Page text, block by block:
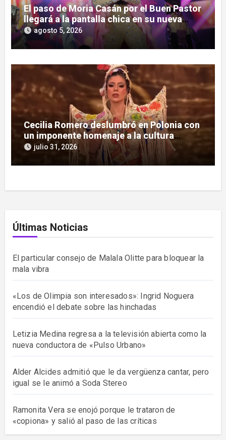
El paso de Moria Casán por el Buen Pastor
llegará a la pantalla chica en su nueva
serie documental
agosto 5, 2026
Cecilia Romero deslumbró en Polonia con
un imponente homenaje a la cultura
guaraní
julio 31, 2026
Últimas Noticias
El particular consejo de Malala Olitte para bloquear la
mala vibra
«Los de Olimpia son interesados»: Ingrid Noguera
encendió el debate sobre las hinchadas
Letizia Medina regresa a la televisión abierta como la
nueva conductora de «Pulso Urbano»
Alder Alcides admitió que le da vergüenza cantar, pero
igual se le animó a Soda Stereo
Ramonita Vera se enojó porque le trataron de
«copiona» y salió al paso de las críticas